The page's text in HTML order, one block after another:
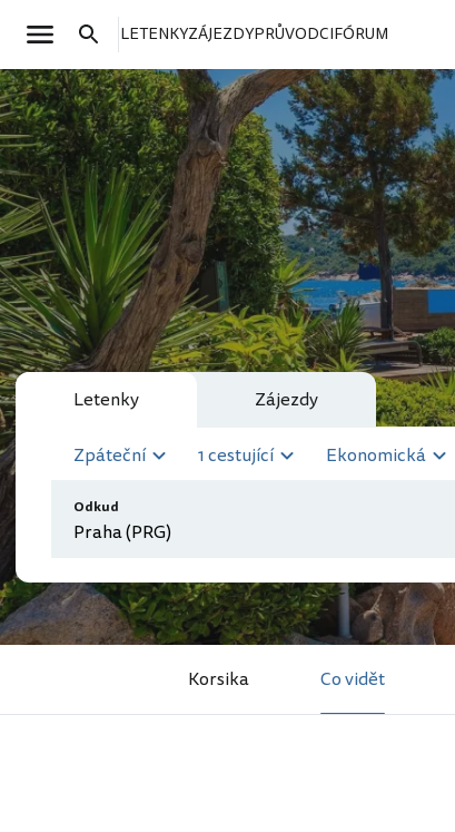
LETENKYZÁJEZDYPRŮVODCIFÓRUM
Letenky Zájezdy
Zpáteční 1 cestující Ekonomická
Odkud
Korsika Co vidět